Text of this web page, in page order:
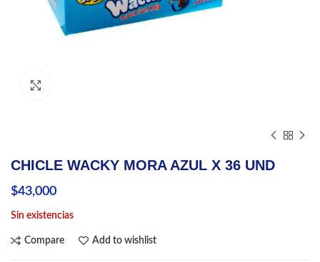
CHICLE WACKY MORA AZUL X 36 UND
$43,000
Sin existencias
Compare Add to wishlist